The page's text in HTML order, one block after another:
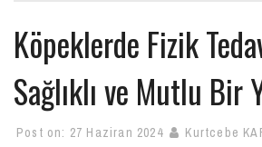
Köpeklerde Fizik
Sağlıklı ve Mutlu Bir
Post on: 27 Haziran 2024 Kurtcebe